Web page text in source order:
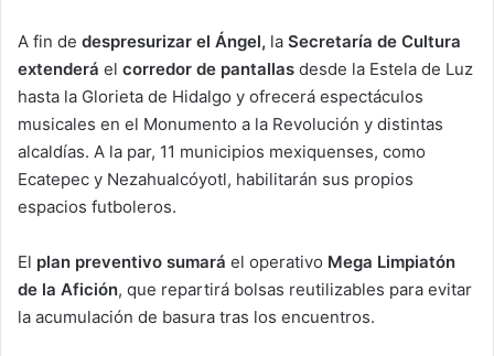
A fin de despresurizar el Ángel, la Secretaría de Cultura
extenderá el corredor de pantallas desde la Estela de Luz
hasta la Glorieta de Hidalgo y ofrecerá espectáculos
musicales en el Monumento a la Revolución y distintas
alcaldías. A la par, 11 municipios mexiquenses, como
Ecatepec y Nezahualcóyotl, habilitarán sus propios
espacios futboleros.
El plan preventivo sumará el operativo Mega Limpiatón
de la Afición, que repartirá bolsas reutilizables para evitar
la acumulación de basura tras los encuentros.